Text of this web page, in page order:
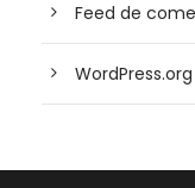
Feed de
WordPress.org